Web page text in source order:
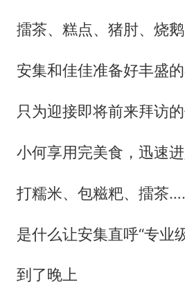
擂茶、糕点、猪肘、烧
安集和佳佳准备好丰盛
只为迎接即将前来拜访
小何享用完美食，迅速
打糯米、包糍粑、擂茶
是什么让安集直呼“专业
到了晚上